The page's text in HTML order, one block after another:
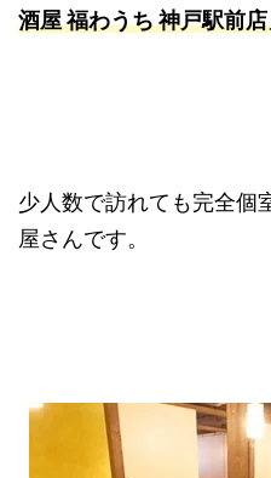
酒屋 福わうち 神戸駅前
少人数で訪れても完全個
屋さんです。